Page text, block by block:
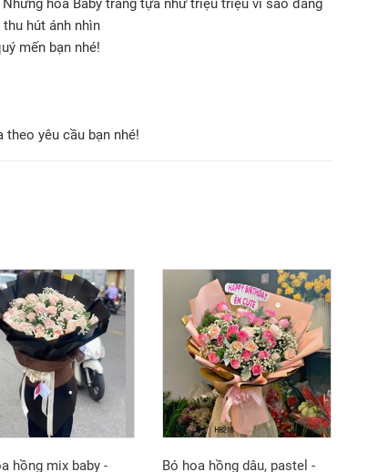
hoa Baby trắng tựa như triệu triệu vì sao đang
hút ánh nhìn
mến bạn nhé!
theo yêu cầu bạn nhé!
hồng mix baby -
Bó hoa hồng dâu, pastel -